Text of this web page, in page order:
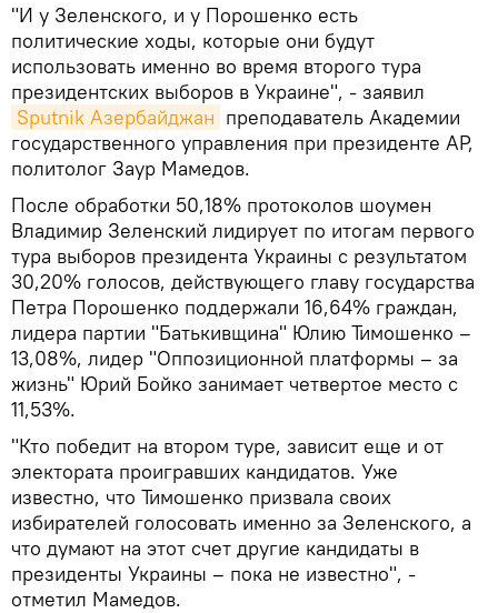
"И у Зеленского, и у Порошенко есть
политические ходы, которые они будут
использовать именно во время второго тура
президентских выборов в Украине", - заявил
Sputnik Азербайджан преподаватель Академии
государственного управления при президенте АР,
политолог Заур Мамедов.
После обработки 50,18% протоколов шоумен
Владимир Зеленский лидирует по итогам первого
тура выборов президента Украины с результатом
30,20% голосов, действующего главу государства
Петра Порошенко поддержали 16,64% граждан,
лидера партии "Батькивщина" Юлию Тимошенко –
13,08%, лидер "Оппозиционной платформы – за
жизнь" Юрий Бойко занимает четвертое место с
11,53%.
"Кто победит на втором туре, зависит еще и от
электората проигравших кандидатов. Уже
известно, что Тимошенко призвала своих
избирателей голосовать именно за Зеленского, а
что думают на этот счет другие кандидаты в
президенты Украины – пока не известно", -
отметил Мамедов.